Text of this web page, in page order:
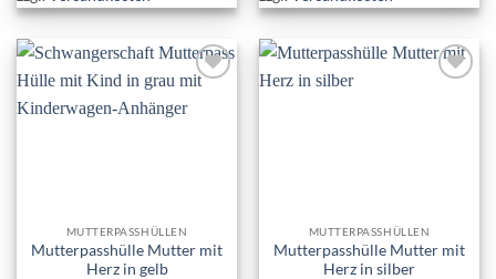
wishlist
MUTTERPASSHÜLLEN
Mutterpasshülle Mutter mit
Herz in gelb
MUTTERPASSHÜLLEN
Mutterpasshülle Mutter mit
Herz in silber